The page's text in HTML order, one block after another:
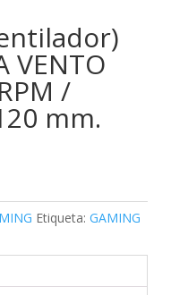
VENTO
/
mm.
Etiqueta: GAMING